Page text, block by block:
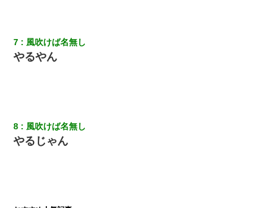
送ったんだが→
した。B子「A男くんと別れたって本当？私が付き合ってもい
い？」
7 風吹けば名無し
やるやん
8 風吹けば名無し
やるじゃん